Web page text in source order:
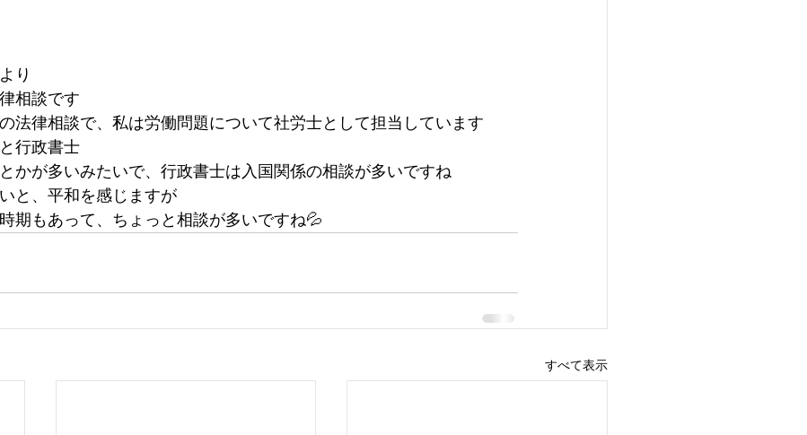
り
相談です
法律相談で、私は労働問題について社労士として担当しています
行政書士
かが多いみたいで、行政書士は入国関係の相談が多いですね
と、平和を感じますが
期もあって、ちょっと相談が多いですね💦
すべて表示